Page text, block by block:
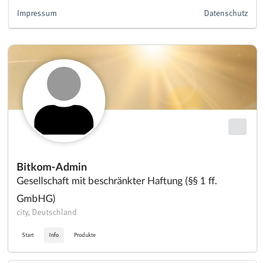
Bitkom-Admin
Gesellschaft mit beschränkter Haftung (§§ 1 ff.
GmbHG)
city, Deutschland
Start Info Produkte
Datenschutz
Impressum